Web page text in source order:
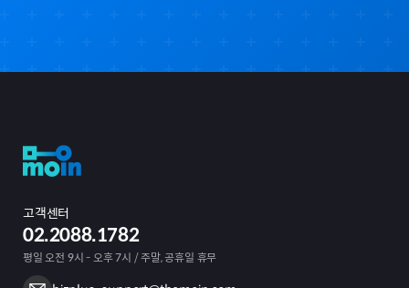
고객센터
02.2088.1782
평일 오전 9시 - 오후 7시 / 주말, 공휴일 휴무